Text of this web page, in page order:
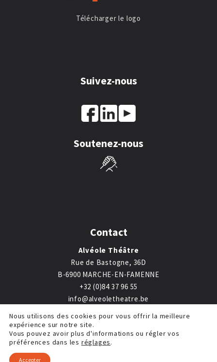
Télécharger le logo
Suivez-nous
Soutenez-nous
Contact
Alvéole Théâtre
Rue de Bastogne, 36D
B-6900 MARCHE-EN-FAMENNE
+32 (0)84 37 96 55
info@alveoletheatre.be
©2026 Alvéole Théâtre |Mentions légales
Nous utilisons des cookies pour vous offrir la meilleure
expérience sur notre site.
Vous pouvez avoir plus d'informations ou régler vos
préférences dans les réglages.
Accepter